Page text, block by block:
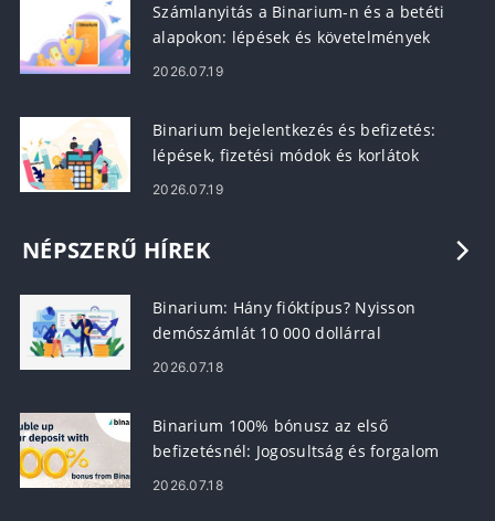
Számlanyitás a Binarium-n és a betéti
alapokon: lépések és követelmények
2026.07.19
Binarium bejelentkezés és befizetés:
lépések, fizetési módok és korlátok
2026.07.19
NÉPSZERŰ HÍREK
Binarium: Hány fióktípus? Nyisson
demószámlát 10 000 dollárral
2026.07.18
Binarium 100% bónusz az első
befizetésnél: Jogosultság és forgalom
2026.07.18